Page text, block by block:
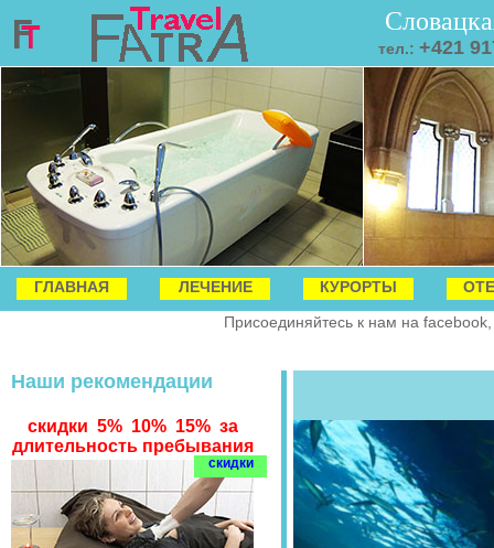
тел.: +421
ГЛАВНАЯ ЛЕЧЕНИЕ КУРОРТЫ
Присоединяйтесь к нам на
Наши рекомендации
скидки 5% 10% 15% за
длительность пребывания
скидки